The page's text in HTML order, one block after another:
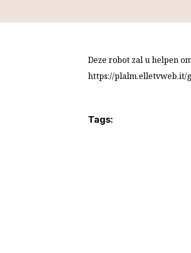
Deze robot zal u helpen
https://plalm.elletvweb.it/
Tags: